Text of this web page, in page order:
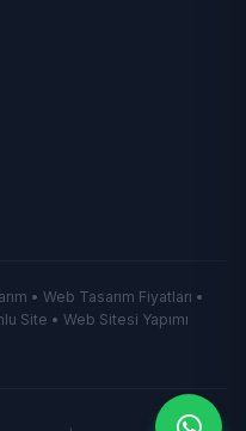
• Web Tasarım Fiyatları •
Site • Web Sitesi Yapımı